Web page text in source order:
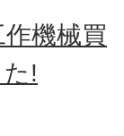
機械買
!